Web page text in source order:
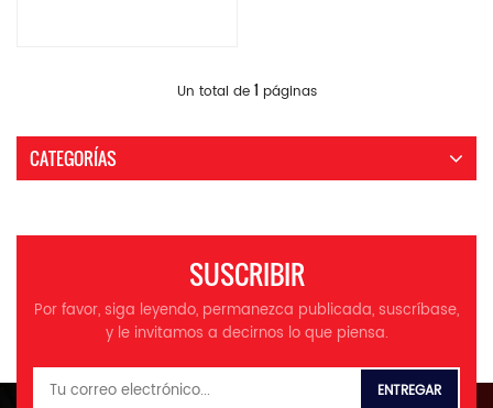
Un total de 1 páginas
CATEGORÍAS
SUSCRIBIR
Por favor, siga leyendo, permanezca publicada, suscríbase,
y le invitamos a decirnos lo que piensa.